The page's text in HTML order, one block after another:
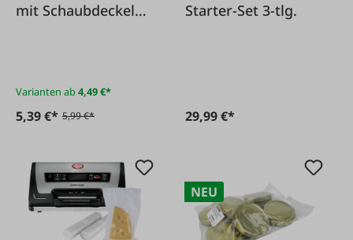
mit Schaubdeckel
Varianten ab4,49 €*
5,39 €* 5,99 €*
Starter-Set 3-tlg.
29,99 €*
NEU